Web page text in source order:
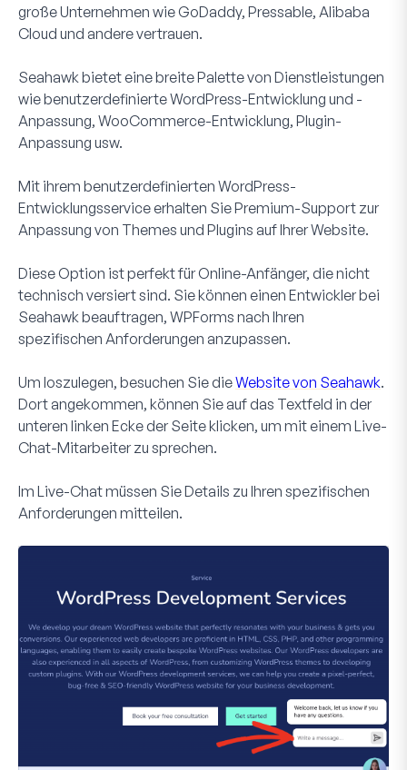
große Unternehmen wie GoDaddy, Pressable, Alibaba
Cloud und andere vertrauen.
Seahawk bietet eine breite Palette von Dienstleistungen
wie benutzerdefinierte WordPress-Entwicklung und -
Anpassung, WooCommerce-Entwicklung, Plugin-
Anpassung usw.
Mit ihrem benutzerdefinierten WordPress-
Entwicklungsservice erhalten Sie Premium-Support zur
Anpassung von Themes und Plugins auf Ihrer Website.
Diese Option ist perfekt für Online-Anfänger, die nicht
technisch versiert sind. Sie können einen Entwickler bei
Seahawk beauftragen, WPForms nach Ihren
spezifischen Anforderungen anzupassen.
Um loszulegen, besuchen Sie dieWebsite von Seahawk.
Dort angekommen, können Sie auf das Textfeld in der
unteren linken Ecke der Seite klicken, um mit einem Live-
Chat-Mitarbeiter zu sprechen.
Im Live-Chat müssen Sie Details zu Ihren spezifischen
Anforderungen mitteilen.